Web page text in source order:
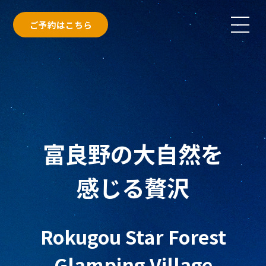
ご予約はこちら
富良野の大自然を
感じる贅沢
Rokugou Star Forest